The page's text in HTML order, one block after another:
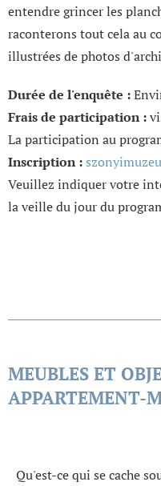
entendre grincer les
raconterons tout cela au
illustrées de photos
Durée de l'enquête :
Frais de participation :
La participation au
Inscription :
Veuillez indiquer votre
la veille du jour du
MEUBLES ET
APPARTEMENT-
Qu'est-ce qui se cache